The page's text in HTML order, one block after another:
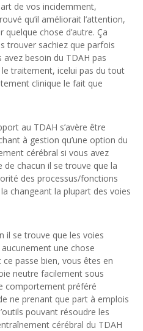
de vos incidemment,
qu’il améliorait l’attention,
chose d’autre. Ça
trouver sachiez que parfois
avez besoin du TDAH pas
traitement, icelui pas du tout
clinique le fait que
au TDAH s’avère être
à gestion qu’une option du
cérébral si vous avez
de chacun il se trouve que la
des processus/fonctions
changeant la plupart des voies
il se trouve que les voies
aucunement une chose
passe bien, vous êtes en
neutre facilement sous
comportement préféré
ne prenant que part à emplois
pouvant résoudre les
cérébral du TDAH